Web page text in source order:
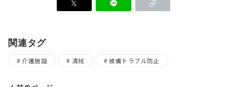
関連タグ
介護施設 清拭 皮膚トラブル防止